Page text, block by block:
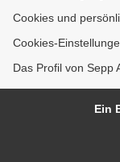
Cookies und
Cookies-
Das Profil von Sepp
Ein